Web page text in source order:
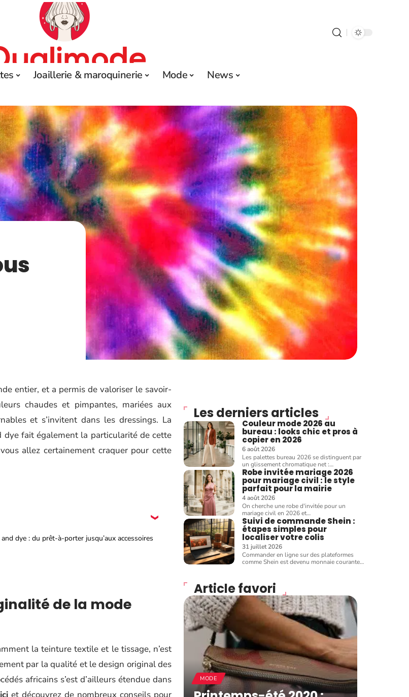
Joaillerie & maroquinerie Mode News
entier, et a permis de valoriser le savoir-
chaudes et pimpantes, mariées aux
et s’invitent dans les dressings. La
fait également la particularité de cette
allez certainement craquer pour cette
and dye : du prêt-à-porter jusqu’aux accessoires
de la mode
la teinture textile et le tissage, n’est
par la qualité et le design original des
africains s’est d’ailleurs étendue dans
Les derniers articles
Couleur mode 2026 au
bureau : looks chic et pros à
copier en 2026
6 août 2026
Les palettes bureau 2026 se distinguent par
un glissement chromatique net :…
Robe invitée mariage 2026
pour mariage civil : le style
parfait pour la mairie
4 août 2026
On cherche une robe d'invitée pour un
mariage civil en 2026 et…
Suivi de commande Shein :
étapes simples pour
localiser votre colis
31 juillet 2026
Commander en ligne sur des plateformes
comme Shein est devenu monnaie courante…
Article favori
MODE